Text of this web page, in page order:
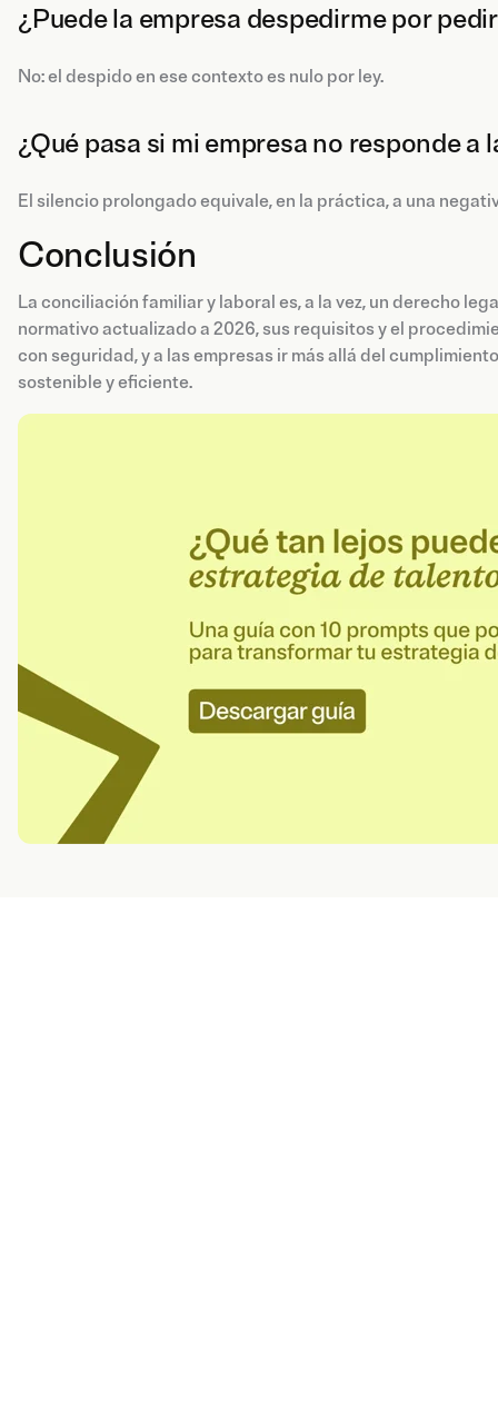
¿Puede la empresa despedirme por
No: el despido en ese contexto es nulo por ley.
¿Qué pasa si mi empresa no responde a
El silencio prolongado equivale, en la práctica, a una
Conclusión
La conciliación familiar y laboral es, a la vez, un derecho
normativo actualizado a 2026, sus requisitos y el
con seguridad, y a las empresas ir más allá del
sostenible y eficiente.